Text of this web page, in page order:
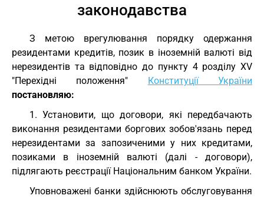
законодавства
З метою врегулювання порядку одержання
резидентами кредитів, позик в іноземній валюті від
нерезидентів та відповідно до пункту 4 розділу XV
"Перехідні положення" Конституції України
постановляю:
1. Установити, що договори, які передбачають
виконання резидентами боргових зобов'язань перед
нерезидентами за запозиченими у них кредитами,
позиками в іноземній валюті (далі - договори),
підлягають реєстрації Національним банком України.
Уповноважені банки здійснюють обслуговування